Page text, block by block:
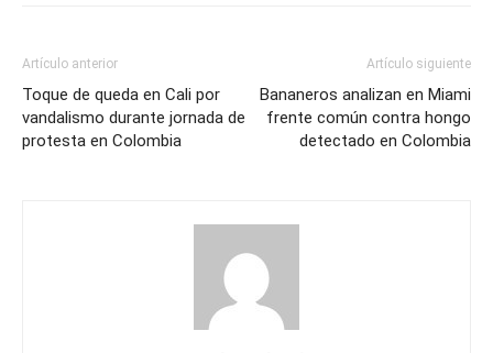
Artículo anterior
Toque de queda en Cali por
vandalismo durante jornada de
protesta en Colombia
Artículo siguiente
Bananeros analizan en Miami
frente común contra hongo
detectado en Colombia